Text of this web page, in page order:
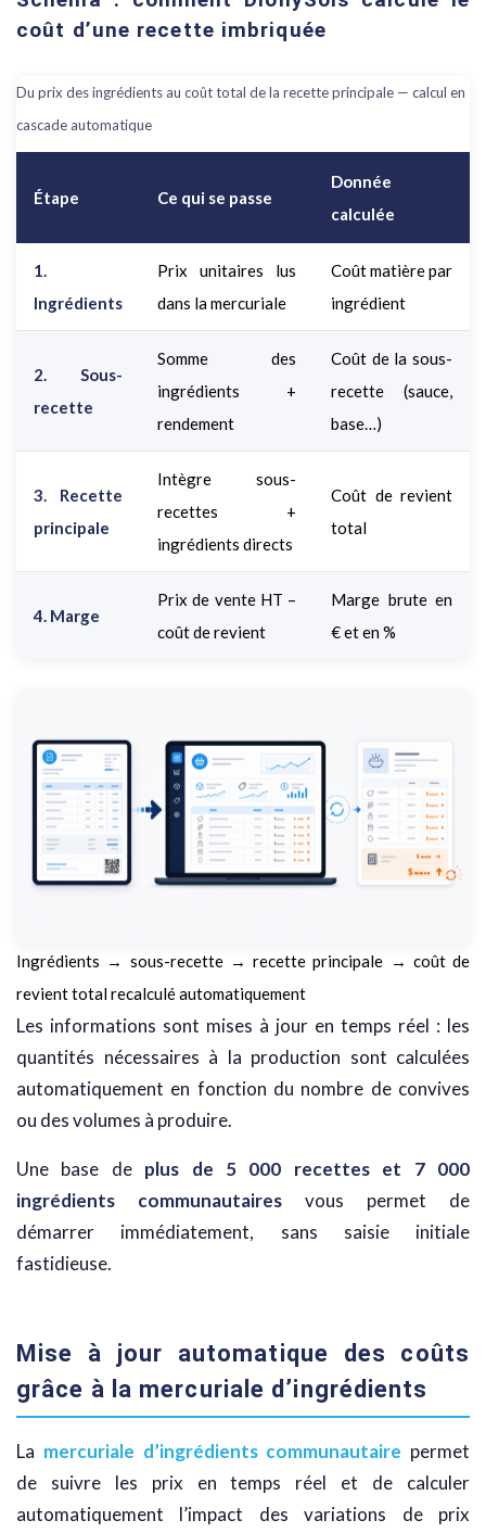
coût d’une recette imbriquée
Du prix des ingrédients au coût total de la recette principale — calcul en
cascade automatique
Étape Ce qui se passe
Donnée
calculée
1.
Ingrédients
Prix unitaires lus
dans la mercuriale
Coût matière par
ingrédient
2. Sous-
recette
Somme des
ingrédients +
rendement
Coût de la sous-
recette (sauce,
base…)
3. Recette
principale
Intègre sous-
recettes +
ingrédients directs
Coût de revient
total
4. Marge
Prix de vente HT –
coût de revient
Marge brute en
€ et en %
Ingrédients → sous-recette → recette principale → coût de
revient total recalculé automatiquement
Les informations sont mises à jour en temps réel : les
quantités nécessaires à la production sont calculées
automatiquement en fonction du nombre de convives
ou des volumes à produire.
Une base de plus de 5 000 recettes et 7 000
ingrédients communautaires vous permet de
démarrer immédiatement, sans saisie initiale
fastidieuse.
Mise à jour automatique des coûts
grâce à la mercuriale d’ingrédients
La mercuriale d’ingrédients communautaire permet
de suivre les prix en temps réel et de calculer
automatiquement l’impact des variations de prix